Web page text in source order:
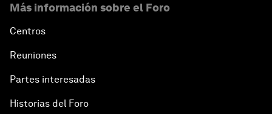
Más información sobre el Foro
Centros
Reuniones
Partes interesadas
Historias del Foro